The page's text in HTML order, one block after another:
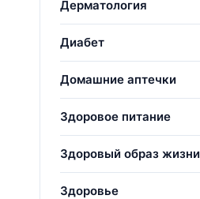
Дерматология
Диабет
Домашние аптечки
Здоровое питание
Здоровый образ жизни
Здоровье